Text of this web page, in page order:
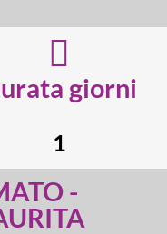
giorni
1
-